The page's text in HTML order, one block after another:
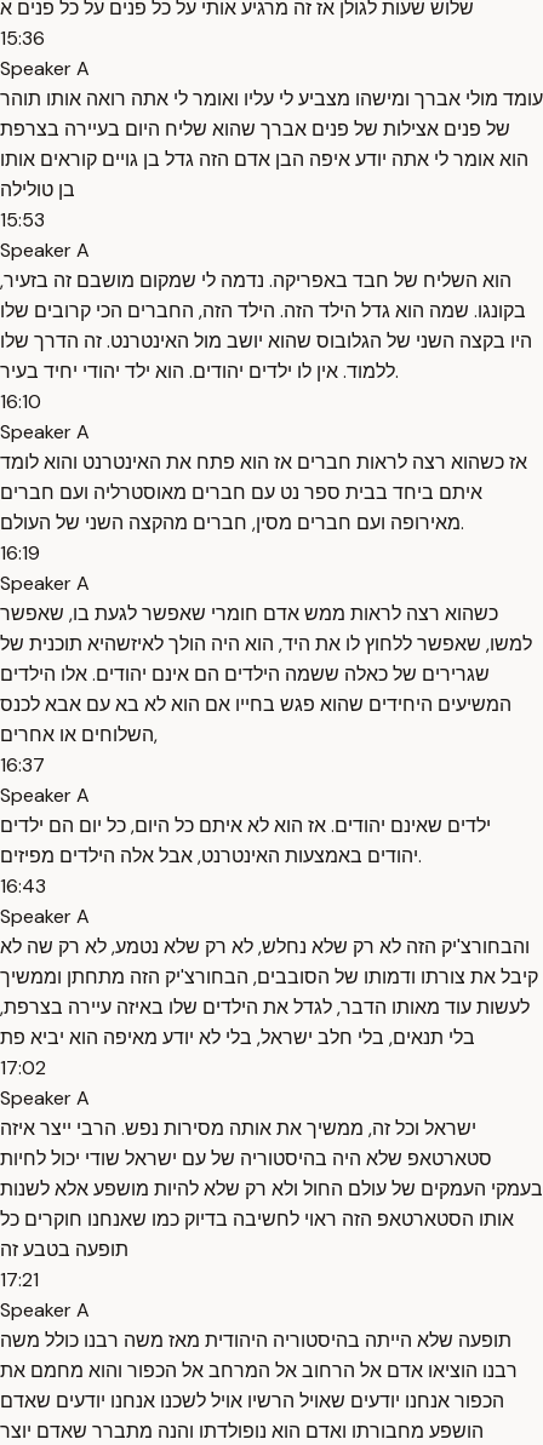
שלוש שעות לגולן אז זה מרגיע אותי על כל פנים על כל פנים א
15:36
Speaker A
עומד מולי אברך ומישהו מצביע לי עליו ואומר לי אתה רואה אותו תוהר
של פנים אצילות של פנים אברך שהוא שליח היום בעיירה בצרפת
הוא אומר לי אתה יודע איפה הבן אדם הזה גדל בן גויים קוראים אותו
בן טולילה
15:53
Speaker A
הוא השליח של חבד באפריקה. נדמה לי שמקום מושבם זה בזעיר,
בקונגו. שמה הוא גדל הילד הזה. הילד הזה, החברים הכי קרובים שלו
היו בקצה השני של הגלובוס שהוא יושב מול האינטרנט. זה הדרך שלו
ללמוד. אין לו ילדים יהודים. הוא ילד יהודי יחיד בעיר.
16:10
Speaker A
אז כשהוא רצה לראות חברים אז הוא פתח את האינטרנט והוא לומד
איתם ביחד בבית ספר נט עם חברים מאוסטרליה ועם חברים
מאירופה ועם חברים מסין, חברים מהקצה השני של העולם.
16:19
Speaker A
כשהוא רצה לראות ממש אדם חומרי שאפשר לגעת בו, שאפשר
למשו, שאפשר ללחוץ לו את היד, הוא היה הולך לאיזשהיא תוכנית של
שגרירים של כאלה ששמה הילדים הם אינם יהודים. אלו הילדים
המשיעים היחידים שהוא פגש בחייו אם הוא לא בא עם אבא לכנס
השלוחים או אחרים,
16:37
Speaker A
ילדים שאינם יהודים. אז הוא לא איתם כל היום, כל יום הם ילדים
יהודים באמצעות האינטרנט, אבל אלה הילדים מפיזים.
16:43
Speaker A
והבחורצ'יק הזה לא רק שלא נחלש, לא רק שלא נטמע, לא רק שה לא
קיבל את צורתו ודמותו של הסובבים, הבחורצ'יק הזה מתחתן וממשיך
לעשות עוד מאותו הדבר, לגדל את הילדים שלו באיזה עיירה בצרפת,
בלי תנאים, בלי חלב ישראל, בלי לא יודע מאיפה הוא יביא פת
17:02
Speaker A
ישראל וכל זה, ממשיך את אותה מסירות נפש. הרבי ייצר איזה
סטארטאפ שלא היה בהיסטוריה של עם ישראל שודי יכול לחיות
בעמקי העמקים של עולם החול ולא רק שלא להיות מושפע אלא לשנות
אותו הסטארטאפ הזה ראוי לחשיבה בדיוק כמו שאנחנו חוקרים כל
תופעה בטבע זה
17:21
Speaker A
תופעה שלא הייתה בהיסטוריה היהודית מאז משה רבנו כולל משה
רבנו הוציאו אדם אל הרחוב אל המרחב אל הכפור והוא מחמם את
הכפור אנחנו יודעים שאויל הרשיו אויל לשכנו אנחנו יודעים שאדם
הושפע מחבורתו ואדם הוא נופולדתו והנה מתברר שאדם יוצר